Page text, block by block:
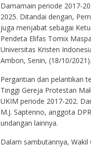
Damamain periode 2017-
2025. Ditandai dengan,
juga menjabat sebagai
Pendeta Elifas Tomix
Universitas Kristen
Ambon, Senin, (18/10/2021).
Pergantian dan pelantikan
Tinggi Gereja Protestan
UKIM periode 2017-202.
M.J. Saptenno, anggota
undangan lainnya.
Dalam sambutannya,